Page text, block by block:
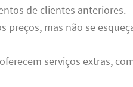
de clientes anteriores.
preços, mas não se
serviços extras,